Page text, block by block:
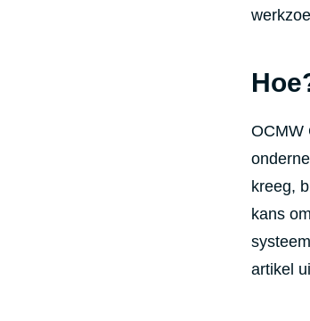
OCMW
kreeg,
kans
artikel